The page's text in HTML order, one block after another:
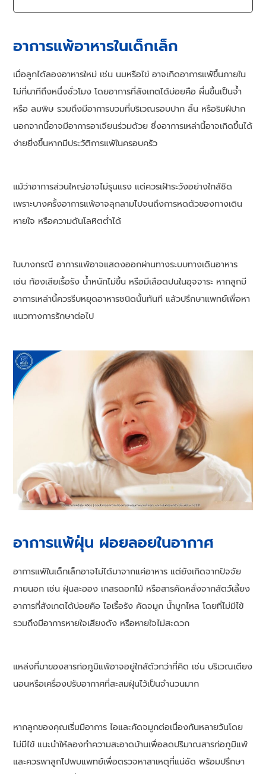
อาการแพ้อาหารในเด็กเล็ก
เมื่อลูกได้ลองอาหารใหม่ เช่น นมหรือไข่ อาจเกิดอาการแพ้ขึ้นภายใน
ไม่กี่นาทีถึงหนึ่งชั่วโมง โดยอาการที่สังเกตได้บ่อยคือ ผื่นขึ้นเป็นจ้ำ
หรือ ลมพิษ รวมถึงมีอาการบวมที่บริเวณรอบปาก ลิ้น หรือริมฝีปาก
นอกจากนี้อาจมีอาการอาเจียนร่วมด้วย ซึ่งอาการเหล่านี้อาจเกิดขึ้นได้
ง่ายยิ่งขึ้นหากมีประวัติการแพ้ในครอบครัว
แม้ว่าอาการส่วนใหญ่อาจไม่รุนแรง แต่ควรเฝ้าระวังอย่างใกล้ชิด
เพราะบางครั้งอาการแพ้อาจลุกลามไปจนถึงการหดตัวของทางเดิน
หายใจ หรือความดันโลหิตต่ำได้
ในบางกรณี อาการแพ้อาจแสดงออกผ่านทางระบบทางเดินอาหาร
เช่น ท้องเสียเรื้อรัง น้ำหนักไม่ขึ้น หรือมีเลือดปนในอุจจาระ หากลูกมี
อาการเหล่านี้ควรรีบหยุดอาหารชนิดนั้นทันที แล้วปรึกษาแพทย์เพื่อหา
แนวทางการรักษาต่อไป
อาการแพ้ฝุ่น ฝอยลอยในอากาศ
อาการแพ้ในเด็กเล็กอาจไม่ได้มาจากแค่อาหาร แต่ยังเกิดจากปัจจัย
ภายนอก เช่น ฝุ่นละออง เกสรดอกไม้ หรือสารคัดหลั่งจากสัตว์เลี้ยง
อาการที่สังเกตได้บ่อยคือ ไอเรื้อรัง คัดจมูก น้ำมูกไหล โดยที่ไม่มีไข้
รวมถึงมีอาการหายใจเสียงดัง หรือหายใจไม่สะดวก
แหล่งที่มาของสารก่อภูมิแพ้อาจอยู่ใกล้ตัวกว่าที่คิด เช่น บริเวณเตียง
นอนหรือเครื่องปรับอากาศที่สะสมฝุ่นไว้เป็นจำนวนมาก
หากลูกของคุณเริ่มมีอาการ ไอและคัดจมูกต่อเนื่องกันหลายวันโดย
ไม่มีไข้ แนะนำให้ลองทำความสะอาดบ้านเพื่อลดปริมาณสารก่อภูมิแพ้
และควรพาลูกไปพบแพทย์เพื่อตรวจหาสาเหตุที่แน่ชัด พร้อมปรึกษา